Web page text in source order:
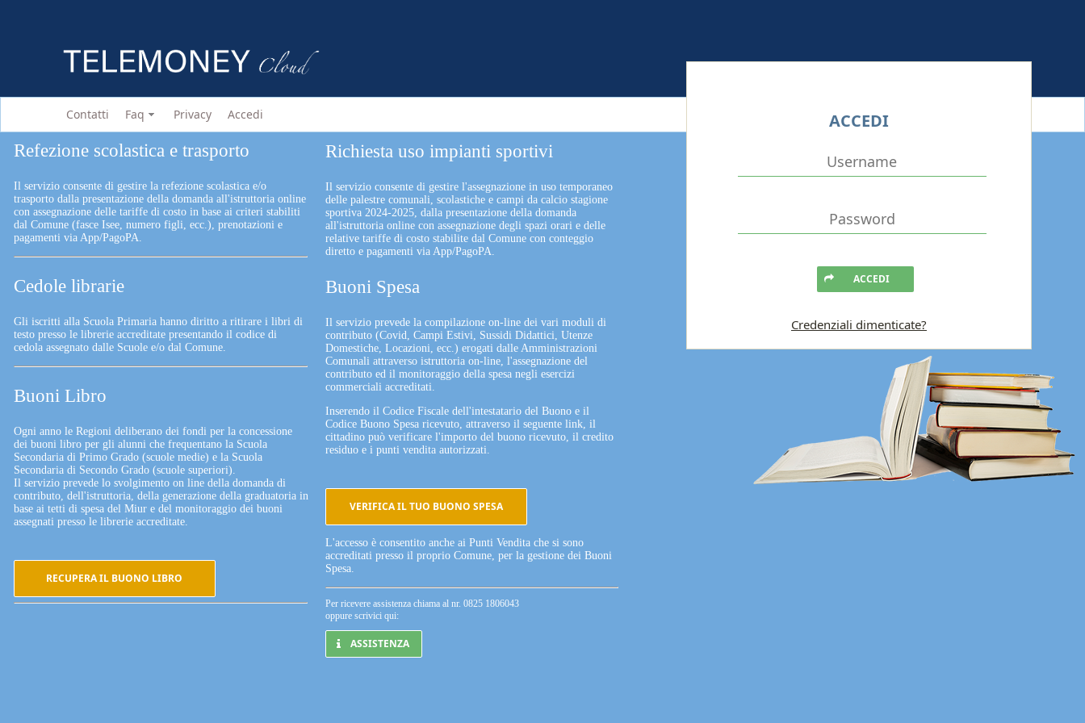
Contatti Faq Privacy Accedi
Refezione scolastica e trasporto
Il servizio consente di gestire la refezione scolastica e/o
trasporto dalla presentazione della domanda all'istruttoria online
con assegnazione delle tariffe di costo in base ai criteri stabiliti
dal Comune (fasce Isee, numero figli, ecc.), prenotazioni e
pagamenti via App/PagoPA.
Cedole librarie
Gli iscritti alla Scuola Primaria hanno diritto a ritirare i libri di
testo presso le librerie accreditate presentando il codice di
cedola assegnato dalle Scuole e/o dal Comune.
Buoni Libro
Ogni anno le Regioni deliberano dei fondi per la concessione
dei buoni libro per gli alunni che frequentano la Scuola
Secondaria di Primo Grado (scuole medie) e la Scuola
Secondaria di Secondo Grado (scuole superiori).
Il servizio prevede lo svolgimento on line della domanda di
contributo, dell'istruttoria, della generazione della graduatoria in
base ai tetti di spesa del Miur e del monitoraggio dei buoni
assegnati presso le librerie accreditate.
RECUPERA IL BUONO LIBRO
Richiesta uso impianti sportivi
Il servizio consente di gestire l'assegnazione in uso temporaneo
delle palestre comunali, scolastiche e campi da calcio stagione
sportiva 2024-2025, dalla presentazione della domanda
all'istruttoria online con assegnazione degli spazi orari e delle
relative tariffe di costo stabilite dal Comune con conteggio
diretto e pagamenti via App/PagoPA.
Buoni Spesa
Il servizio prevede la compilazione on-line dei vari moduli di
contributo (Covid, Campi Estivi, Sussidi Didattici, Utenze
Domestiche, Locazioni, ecc.) erogati dalle Amministrazioni
Comunali attraverso istruttoria on-line, l'assegnazione del
contributo ed il monitoraggio della spesa negli esercizi
commerciali accreditati.
Inserendo il Codice Fiscale dell'intestatario del Buono e il
Codice Buono Spesa ricevuto, attraverso il seguente link, il
cittadino può verificare l'importo del buono ricevuto, il credito
residuo e i punti vendita autorizzati.
VERIFICA IL TUO BUONO SPESA
L'accesso è consentito anche ai Punti Vendita che si sono
accreditati presso il proprio Comune, per la gestione dei Buoni
Spesa.
Per ricevere assistenza chiama al nr. 0825 1806043
oppure scrivici qui:
ASSISTENZA
ACCEDI
ACCEDI
Credenziali dimenticate?